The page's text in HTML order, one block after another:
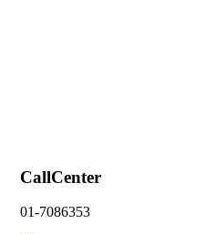
CallCenter
01-7086353